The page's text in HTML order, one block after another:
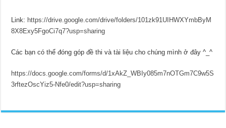
Link: https://drive.google.com/drive/folders/101zk91UIHWXYmbByM
8X8Exy5FgoCi7q7?usp=sharing
Các bạn có thể đóng góp đề thi và tài liệu cho chúng mình ở đây ^_^
https://docs.google.com/forms/d/1xAkZ_WBIy085m7nOTGm7C9w5S
3rftezOscYiz5-Nfe0/edit?usp=sharing